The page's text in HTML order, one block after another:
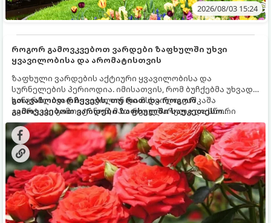
2026/08/03 15:24
როგორ გამოვკვებოთ ვარდები ზაფხულში უხვი
ყვავილობისა და არომატისთვის
ზაფხული ვარდების აქტიური ყვავილობისა და
სურნელების პერიოდია. იმისათვის, რომ ბუჩქებმა უხვად,
ხანგრძლივად იყვავილონ და მსხვილი, კაშკაშა
კვირტები გამოიტანონ, მათ რეგულარული და სწორი
გამოკვება სჭირდებათ. ზაფხულის პერიოდში მცენარის
მოთხოვნილებები იცვლება, ამიტომ მნიშვნელოვანია
ვიცოდეთ, რომელი სასუქები გამოიყენება ამ დროს.
გთავაზობთ რჩევებს, თუ რით და როგორ
გამოვკვებოთ ვარდები ზაფხულში საუკეთესო
შედეგის მისაღწევად: